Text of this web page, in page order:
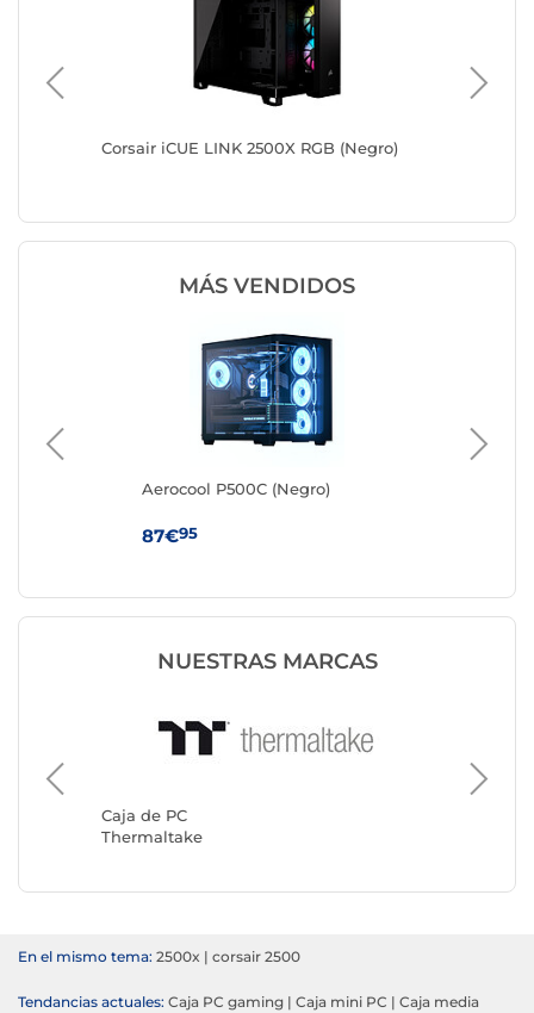
Corsair iCUE LINK 2500X RGB (Negro)
MÁS VENDIDOS
Aerocool P500C (Negro)
87€95
NUESTRAS MARCAS
Caja de PC
Thermaltake
En el mismo tema: 2500x | corsair 2500
Tendancias actuales: Caja PC gaming | Caja mini PC | Caja media